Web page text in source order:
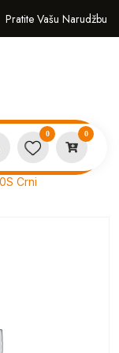
Pratite Vašu Narudžbu
0 0
Crni